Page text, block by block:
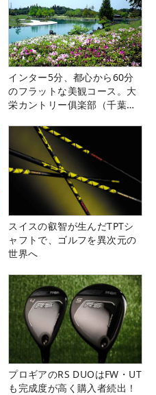
インター5分、都心から60分
のフラットな美観コース。大
栄カントリー俱楽部（千葉
スイスの叡智が生んだTPTシ
ャフトで、ゴルフを異次元の
世界へ
プロギアのRS DUOはFW・UT
も完成度が高く購入者続出！